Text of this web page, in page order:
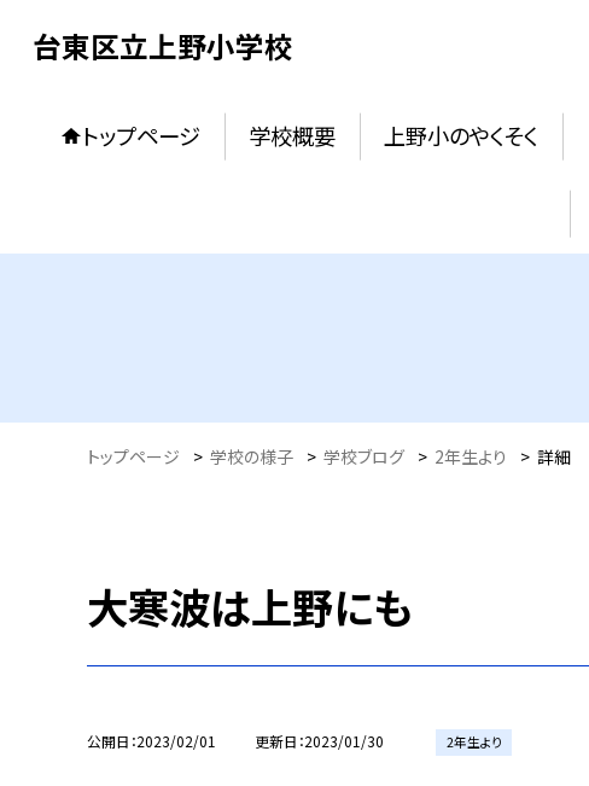
台東区立上野小学校
トップページ 学校概要 上野小のやくそく
トップページ > 学校の様子 > 学校ブログ > 2年生より > 詳細
大寒波は上野にも
公開日 2023/02/01 更新日 2023/01/30 2年生より